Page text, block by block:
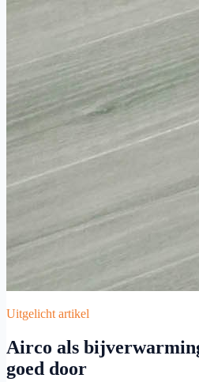
Uitgelicht artikel
Airco als
goed door